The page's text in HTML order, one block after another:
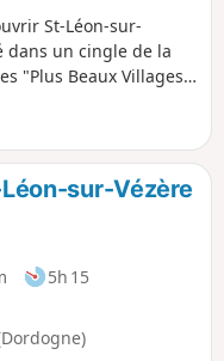
St-Léon-sur-
dans un cingle de la
"Plus Beaux Villages
la découverte de la
et des nombreuses
sur-Vézère
5h 15